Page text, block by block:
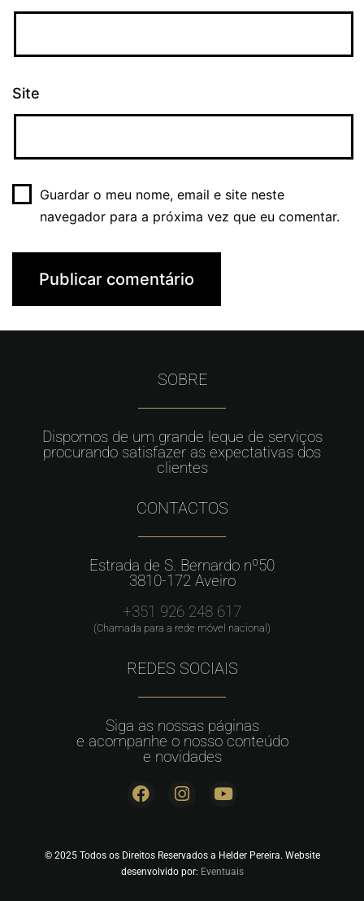
Site
Guardar o meu nome, email e site neste
navegador para a próxima vez que eu comentar.
SOBRE
Dispomos de um grande leque de serviços
procurando satisfazer as expectativas dos
clientes
CONTACTOS
Estrada de S. Bernardo nº50
3810-172 Aveiro
+351 926 248 617
(Chamada para a rede móvel nacional)
REDES SOCIAIS
Siga as nossas páginas
e acompanhe o nosso conteúdo
e novidades
© 2025 Todos os Direitos Reservados a Helder Pereira. Website
desenvolvido por: Eventuais